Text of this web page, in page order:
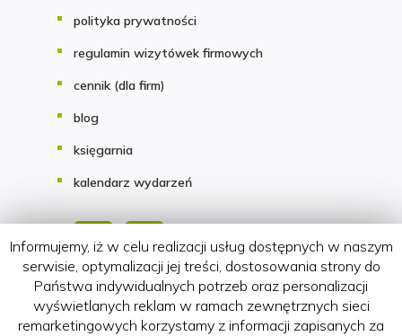
polityka prywatności
regulamin wizytówek firmowych
cennik (dla firm)
blog
księgarnia
kalendarz wydarzeń
Copyright 2018-2026 HATTERIA.PL
Informujemy, iż w celu realizacji usług dostępnych w naszym
serwisie, optymalizacji jej treści, dostosowania strony do
Państwa indywidualnych potrzeb oraz personalizacji
wyświetlanych reklam w ramach zewnętrznych sieci
remarketingowych korzystamy z informacji zapisanych za